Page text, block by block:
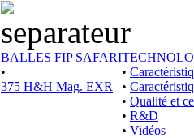
BALLES FIP SAFARI
•
375 H&H Mag. EXR
•
•
• Qualité et
• R&D
• Vidéos